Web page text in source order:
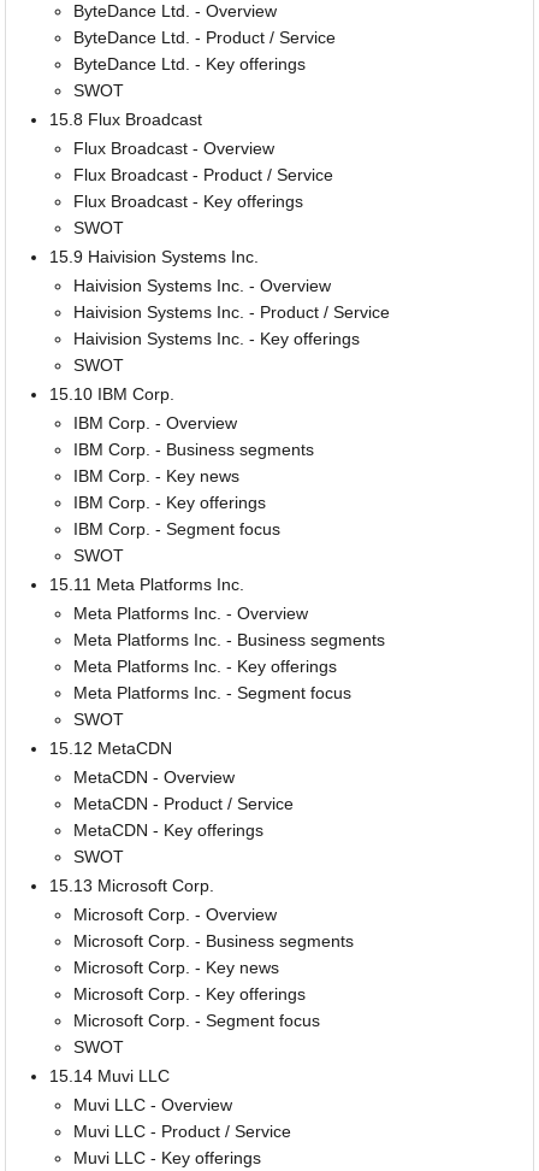
ByteDance Ltd. - Overview
ByteDance Ltd. - Product / Service
ByteDance Ltd. - Key offerings
SWOT
15.8 Flux Broadcast
Flux Broadcast - Overview
Flux Broadcast - Product / Service
Flux Broadcast - Key offerings
SWOT
15.9 Haivision Systems Inc.
Haivision Systems Inc. - Overview
Haivision Systems Inc. - Product / Service
Haivision Systems Inc. - Key offerings
SWOT
15.10 IBM Corp.
IBM Corp. - Overview
IBM Corp. - Business segments
IBM Corp. - Key news
IBM Corp. - Key offerings
IBM Corp. - Segment focus
SWOT
15.11 Meta Platforms Inc.
Meta Platforms Inc. - Overview
Meta Platforms Inc. - Business segments
Meta Platforms Inc. - Key offerings
Meta Platforms Inc. - Segment focus
SWOT
15.12 MetaCDN
MetaCDN - Overview
MetaCDN - Product / Service
MetaCDN - Key offerings
SWOT
15.13 Microsoft Corp.
Microsoft Corp. - Overview
Microsoft Corp. - Business segments
Microsoft Corp. - Key news
Microsoft Corp. - Key offerings
Microsoft Corp. - Segment focus
SWOT
15.14 Muvi LLC
Muvi LLC - Overview
Muvi LLC - Product / Service
Muvi LLC - Key offerings